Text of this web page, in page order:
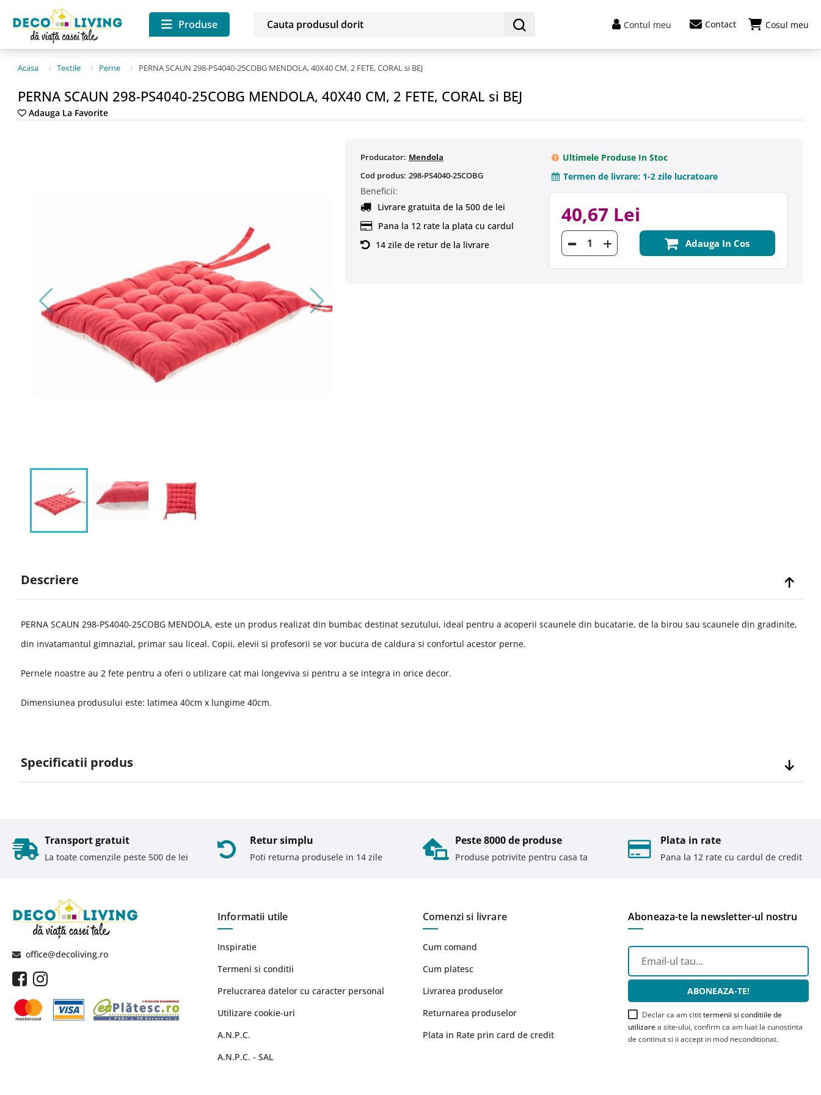
Produse Contul meu Contact Cosul meu
Acasa Textile Perne PERNA SCAUN 298-PS4040-25COBG MENDOLA, 40X40 CM, 2 FETE, CORAL si BEJ
PERNA SCAUN 298-PS4040-25COBG MENDOLA, 40X40 CM, 2 FETE, CORAL si BEJ
Adauga La Favorite
Producator: Mendola
Cod produs: 298-PS4040-25COBG
Beneficii:
Livrare gratuita de la 500 de lei
Pana la 12 rate la plata cu cardul
14 zile de retur de la livrare
Ultimele Produse In Stoc
Termen de livrare: 1-2 zile lucratoare
40,67 Lei
Adauga In Cos
Descriere
PERNA SCAUN 298-PS4040-25COBG MENDOLA, este un produs realizat din bumbac destinat sezutului, ideal pentru a acoperii scaunele din bucatarie, de la birou sau scaunele din gradinite,
din invatamantul gimnazial, primar sau liceal. Copii, elevii si profesorii se vor bucura de caldura si confortul acestor perne.
Pernele noastre au 2 fete pentru a oferi o utilizare cat mai longeviva si pentru a se integra in orice decor.
Dimensiunea produsului este: latimea 40cm x lungime 40cm.
Specificatii produs
Transport gratuit
La toate comenzile peste 500 de lei
Retur simplu
Poti returna produsele in 14 zile
Peste 8000 de produse
Produse potrivite pentru casa ta
Plata in rate
Pana la 12 rate cu cardul de credit
office@decoliving.ro
Informatii utile
Inspiratie
Termeni si conditii
Prelucrarea datelor cu caracter personal
Utilizare cookie-uri
A.N.P.C.
A.N.P.C. - SAL
Comenzi si livrare
Cum comand
Cum platesc
Livrarea produselor
Returnarea produselor
Plata in Rate prin card de credit
Aboneaza-te la newsletter-ul nostru
ABONEAZA-TE!
Declar ca am citittermenii si conditiile de
utilizarea site-ului, confirm ca am luat la cunostinta
de continut si ii accept in mod neconditionat.